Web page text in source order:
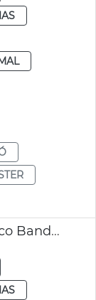
Inicio diálogo sector pirotécnico Bando Faller